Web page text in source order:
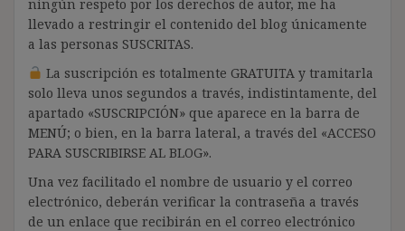
ningún respeto por los derechos de autor, me ha
llevado a restringir el contenido del blog únicamente
a las personas SUSCRITAS.
La suscripción es totalmente GRATUITA y tramitarla
solo lleva unos segundos a través, indistintamente, del
apartado «SUSCRIPCIÓN» que aparece en la barra de
MENÚ; o bien, en la barra lateral, a través del «ACCESO
PARA SUSCRIBIRSE AL BLOG».
Una vez facilitado el nombre de usuario y el correo
electrónico, deberán verificar la contraseña a través
de un enlace que recibirán en el correo electrónico